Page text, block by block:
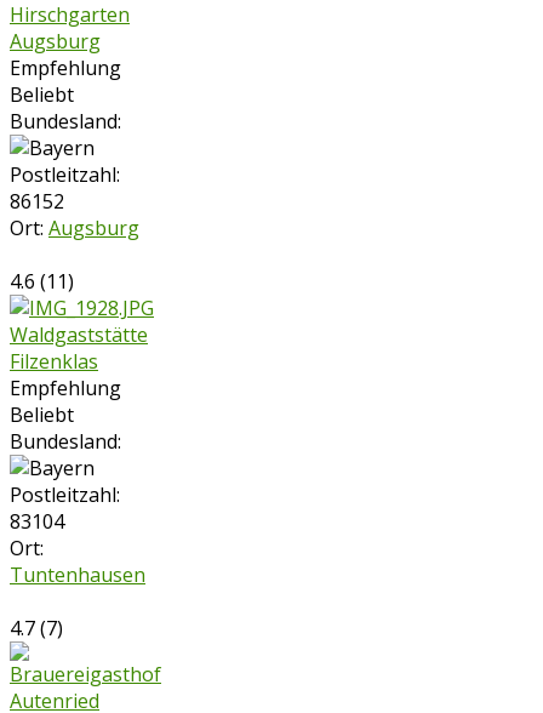
Hirschgarten
Augsburg
Empfehlung
Beliebt
Bundesland:
Postleitzahl:
86152
Ort: Augsburg
4.6 (11)
Waldgaststätte
Filzenklas
Empfehlung
Beliebt
Bundesland:
Postleitzahl:
83104
Ort:
Tuntenhausen
4.7(7)